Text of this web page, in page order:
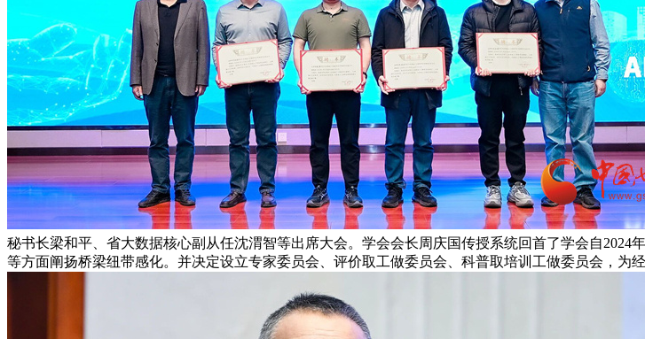
秘书长梁和平、省大数据核心副从任沈渭智等出席大会。学会会长周庆国传授系统回首了学会自
等方面阐扬桥梁纽带感化。并决定设立专家委员会、评价取工做委员会、科普取培训工做委员会，为